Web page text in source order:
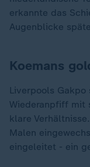
erkannte das
Augenblicke
Koemans
Liverpools
Wiederanpfiff mit
klare
Malen
eingeleitet - ein